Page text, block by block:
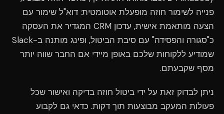
פנייה לשימור חוזה מופעלת אוטומטית: דוא"ל שימור עם
הצעה מותאמת אישית, עדכון CRM המגדיר את העסקה
כ"סגורה והפסידה" עם סיבת הביטול, ופינג מותנה ב-Slack
שמודיע ללקוחות שלכם באופן מיידי אם החבר שווה יותר
מסף שקבעתם.
ניתן לבדוק זאת על ידי ביטול חוזה בדיקה ואישור שכל
פעולות המעקב מבוצעות תוך דקות. כדאי גם לקבוע